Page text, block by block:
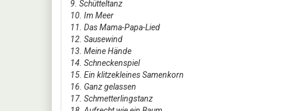
9. Schütteltanz
10. Im Meer
11. Das Mama-Papa-Lied
12. Sausewind
13. Meine Hände
14. Schneckenspiel
15. Ein klitzekleines Samenkorn
16. Ganz gelassen
17. Schmetterlingstanz